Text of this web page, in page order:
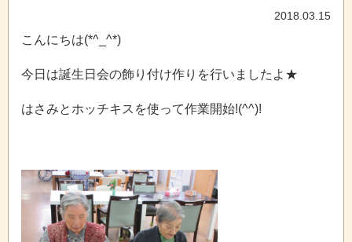
2018.03.15
こんにちは(*^_^*)
今日は誕生日会の飾り付け作りを行いましたよ★
はさみとホッチキスを使って作業開始!(^^)!